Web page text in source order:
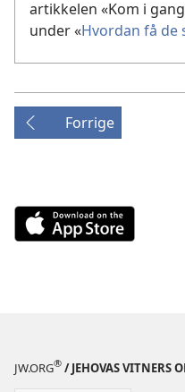
artikkelen «Kom i
under «Hvordan få de
Forrige
Download
on
vindu)
JW.ORG® / JEHOVAS VITNERS